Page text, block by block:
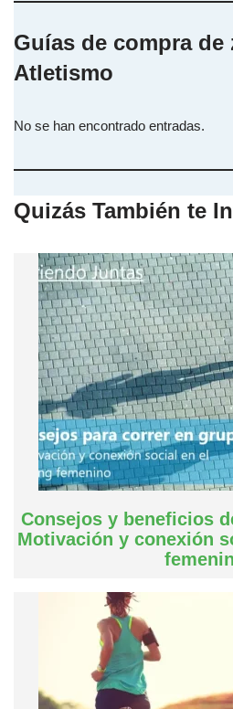
Guías de compra de
Atletismo
No se han encontrado entradas.
Quizás También te
Consejos y beneficios
Motivación y conexión